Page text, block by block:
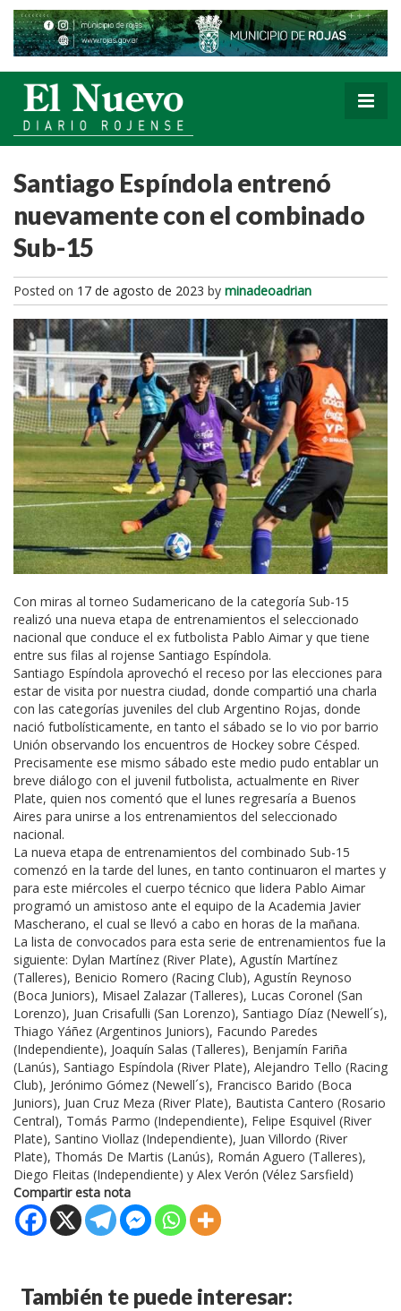
Santiago Espíndola entrenó
nuevamente con el combinado
Sub-15
Posted on 17 de agosto de 2023 by minadeoadrian
Con miras al torneo Sudamericano de la categoría Sub-15
realizó una nueva etapa de entrenamientos el seleccionado
nacional que conduce el ex futbolista Pablo Aimar y que tiene
entre sus filas al rojense Santiago Espíndola.
Santiago Espíndola aprovechó el receso por las elecciones para
estar de visita por nuestra ciudad, donde compartió una charla
con las categorías juveniles del club Argentino Rojas, donde
nació futbolísticamente, en tanto el sábado se lo vio por barrio
Unión observando los encuentros de Hockey sobre Césped.
Precisamente ese mismo sábado este medio pudo entablar un
breve diálogo con el juvenil futbolista, actualmente en River
Plate, quien nos comentó que el lunes regresaría a Buenos
Aires para unirse a los entrenamientos del seleccionado
nacional.
La nueva etapa de entrenamientos del combinado Sub-15
comenzó en la tarde del lunes, en tanto continuaron el martes y
para este miércoles el cuerpo técnico que lidera Pablo Aimar
programó un amistoso ante el equipo de la Academia Javier
Mascherano, el cual se llevó a cabo en horas de la mañana.
La lista de convocados para esta serie de entrenamientos fue la
siguiente: Dylan Martínez (River Plate), Agustín Martínez
(Talleres), Benicio Romero (Racing Club), Agustín Reynoso
(Boca Juniors), Misael Zalazar (Talleres), Lucas Coronel (San
Lorenzo), Juan Crisafulli (San Lorenzo), Santiago Díaz (Newell´s),
Thiago Yáñez (Argentinos Juniors), Facundo Paredes
(Independiente), Joaquín Salas (Talleres), Benjamín Fariña
(Lanús), Santiago Espíndola (River Plate), Alejandro Tello (Racing
Club), Jerónimo Gómez (Newell´s), Francisco Barido (Boca
Juniors), Juan Cruz Meza (River Plate), Bautista Cantero (Rosario
Central), Tomás Parmo (Independiente), Felipe Esquivel (River
Plate), Santino Viollaz (Independiente), Juan Villordo (River
Plate), Thomás De Martis (Lanús), Román Aguero (Talleres),
Diego Fleitas (Independiente) y Alex Verón (Vélez Sarsfield)
Compartir esta nota
También te puede interesar: